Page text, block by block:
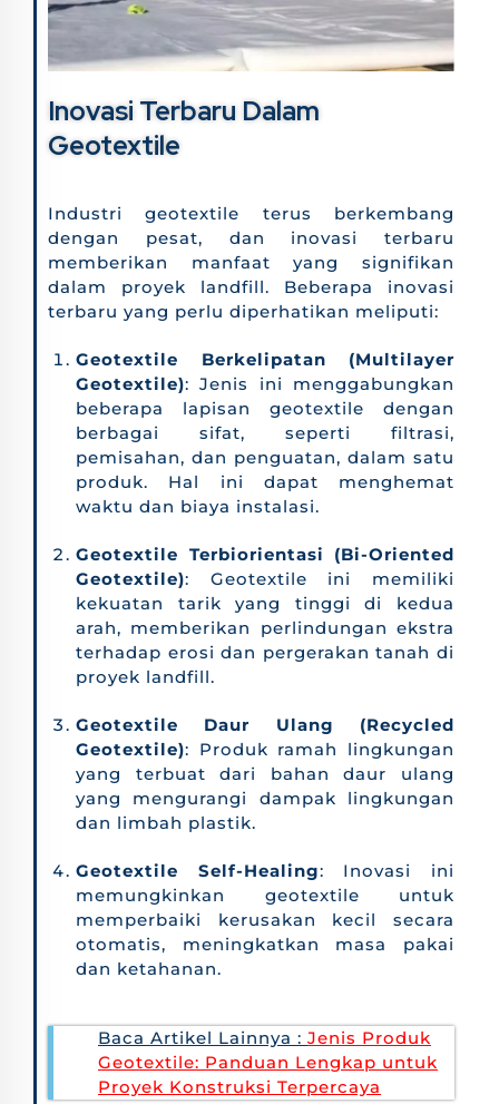
Inovasi Terbaru Dalam
Geotextile
Industri geotextile terus berkembang
dengan pesat, dan inovasi terbaru
memberikan manfaat yang signifikan
dalam proyek landfill. Beberapa inovasi
terbaru yang perlu diperhatikan meliputi:
Geotextile Berkelipatan (Multilayer
Geotextile): Jenis ini menggabungkan
beberapa lapisan geotextile dengan
berbagai sifat, seperti filtrasi,
pemisahan, dan penguatan, dalam satu
produk. Hal ini dapat menghemat
waktu dan biaya instalasi.
Geotextile Terbiorientasi (Bi-Oriented
Geotextile): Geotextile ini memiliki
kekuatan tarik yang tinggi di kedua
arah, memberikan perlindungan ekstra
terhadap erosi dan pergerakan tanah di
proyek landfill.
Geotextile Daur Ulang (Recycled
Geotextile): Produk ramah lingkungan
yang terbuat dari bahan daur ulang
yang mengurangi dampak lingkungan
dan limbah plastik.
Geotextile Self-Healing: Inovasi ini
memungkinkan geotextile untuk
memperbaiki kerusakan kecil secara
otomatis, meningkatkan masa pakai
dan ketahanan.
Baca Artikel Lainnya : Jenis Produk
Geotextile: Panduan Lengkap untuk
Proyek Konstruksi Terpercaya